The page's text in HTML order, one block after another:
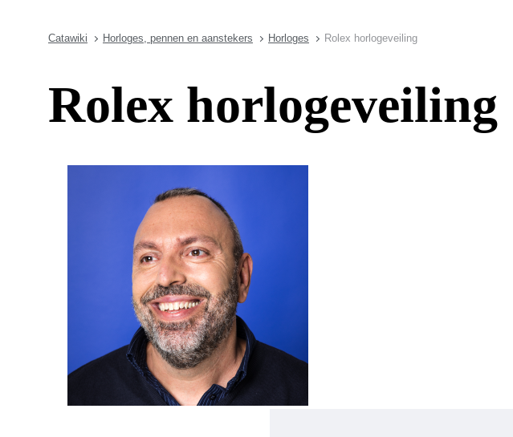
Catawiki Horloges, pennen en aanstekers Horloges Rolex horlogeveiling
Rolex horlogeveiling